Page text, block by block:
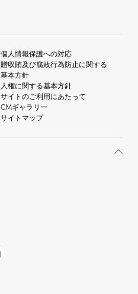
個人情報保護への対応
贈収賄及び腐敗行為防止に関する
基本方針
人権に関する基本方針
サイトのご利用にあたって
CMギャラリー
サイトマップ